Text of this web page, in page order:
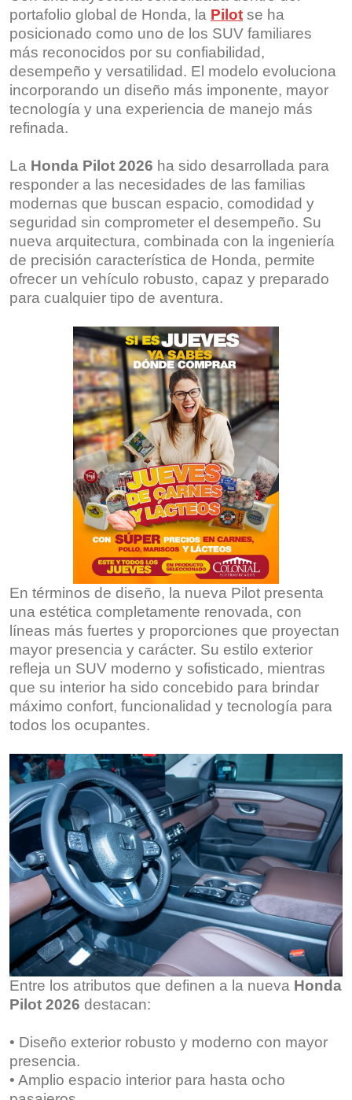
portafolio global de Honda, la Pilot se ha
posicionado como uno de los SUV familiares
más reconocidos por su confiabilidad,
desempeño y versatilidad. El modelo evoluciona
incorporando un diseño más imponente, mayor
tecnología y una experiencia de manejo más
refinada.
La Honda Pilot 2026 ha sido desarrollada para
responder a las necesidades de las familias
modernas que buscan espacio, comodidad y
seguridad sin comprometer el desempeño. Su
nueva arquitectura, combinada con la ingeniería
de precisión característica de Honda, permite
ofrecer un vehículo robusto, capaz y preparado
para cualquier tipo de aventura.
En términos de diseño, la nueva Pilot presenta
una estética completamente renovada, con
líneas más fuertes y proporciones que proyectan
mayor presencia y carácter. Su estilo exterior
refleja un SUV moderno y sofisticado, mientras
que su interior ha sido concebido para brindar
máximo confort, funcionalidad y tecnología para
todos los ocupantes.
Entre los atributos que definen a la nueva Honda
Pilot 2026 destacan:
• Diseño exterior robusto y moderno con mayor
presencia.
• Amplio espacio interior para hasta ocho